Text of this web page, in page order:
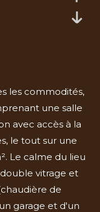
les commodités,
une salle
avec accès à la
le tout sur une
Le calme du lieu
vitrage et
de
garage et d'un